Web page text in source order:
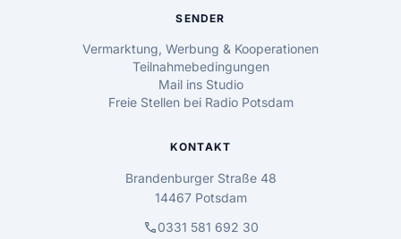
SENDER
Vermarktung, Werbung & Kooperationen
Teilnahmebedingungen
Mail ins Studio
Freie Stellen bei Radio Potsdam
KONTAKT
Brandenburger Straße 48
14467 Potsdam
call0331 581 692 30